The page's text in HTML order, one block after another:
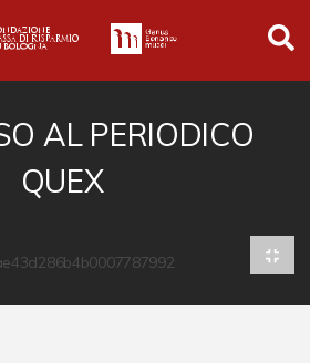
AL PERIODICO
QUEX